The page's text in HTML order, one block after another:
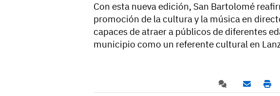
Con esta nueva edición, San Bartolomé
promoción de la cultura y la música en
capaces de atraer a públicos de diferentes
municipio como un referente cultural en